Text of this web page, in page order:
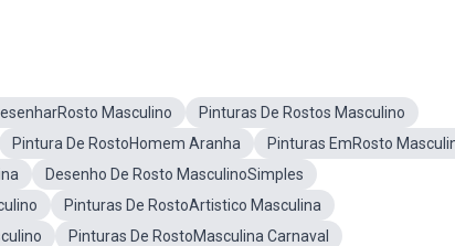
Masculino
Pinturas De Rostos Masculino
Pintura De RostoHomem Aranha
Pinturas EmRosto
Desenho De Rosto MasculinoSimples
Pinturas De RostoArtistico Masculina
Pinturas De RostoMasculina Carnaval